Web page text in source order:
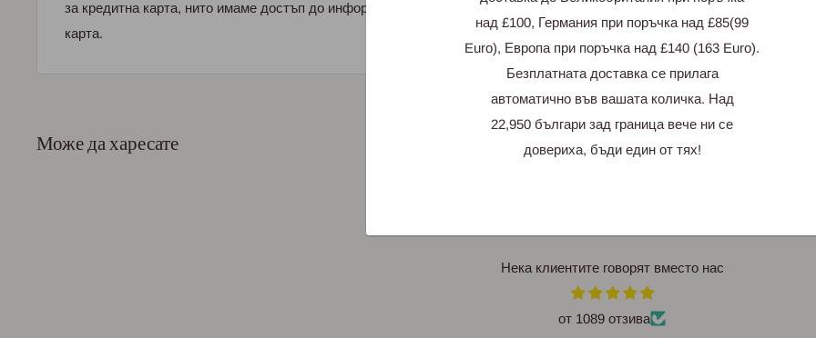
над £100, Германия при поръчка над £85(99
Euro), Европа при поръчка над £140 (163 Euro).
Безплатната доставка се прилага
автоматично във вашата количка. Над
22,950 българи зад граница вече ни се
довериха, бъди един от тях!
за кредитна карта, нито имаме достъп до информацията за вашата кредитна
карта.
Може да харесате
Нека клиентите говорят вместо нас
от 1089 отзива